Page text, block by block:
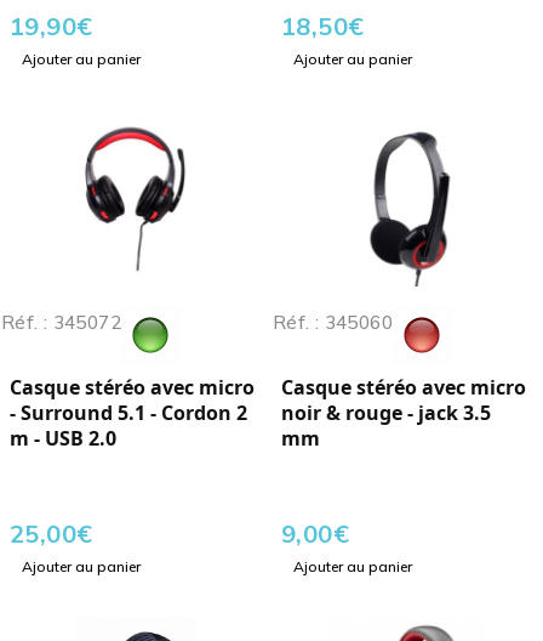
19,90€
Ajouter au panier
18,50€
Ajouter au panier
Réf. : 345072
Casque stéréo avec micro
- Surround 5.1 - Cordon 2
m - USB 2.0
25,00€
Ajouter au panier
Réf. : 345060
Casque stéréo avec micro
noir & rouge - jack 3.5
mm
9,00€
Ajouter au panier